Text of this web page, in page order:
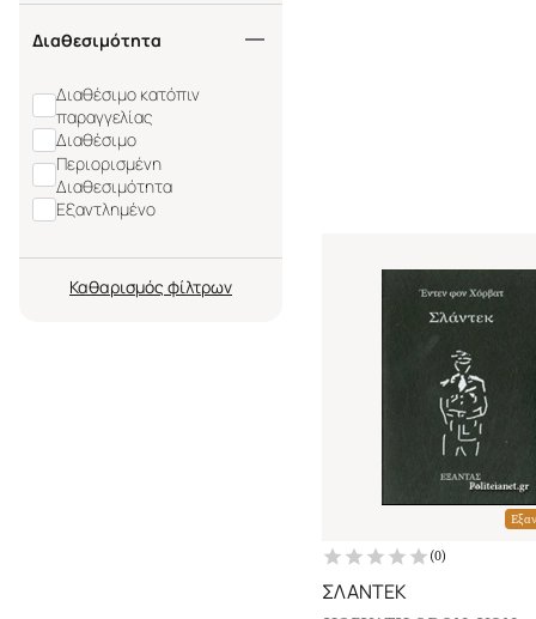
Διαθεσιμότητα
Διαθέσιμο κατόπιν
παραγγελίας
Διαθέσιμο
Περιορισμένη
Διαθεσιμότητα
Εξαντλημένο
Καθαρισμός
(0)
ΣΛΑΝΤΕΚ